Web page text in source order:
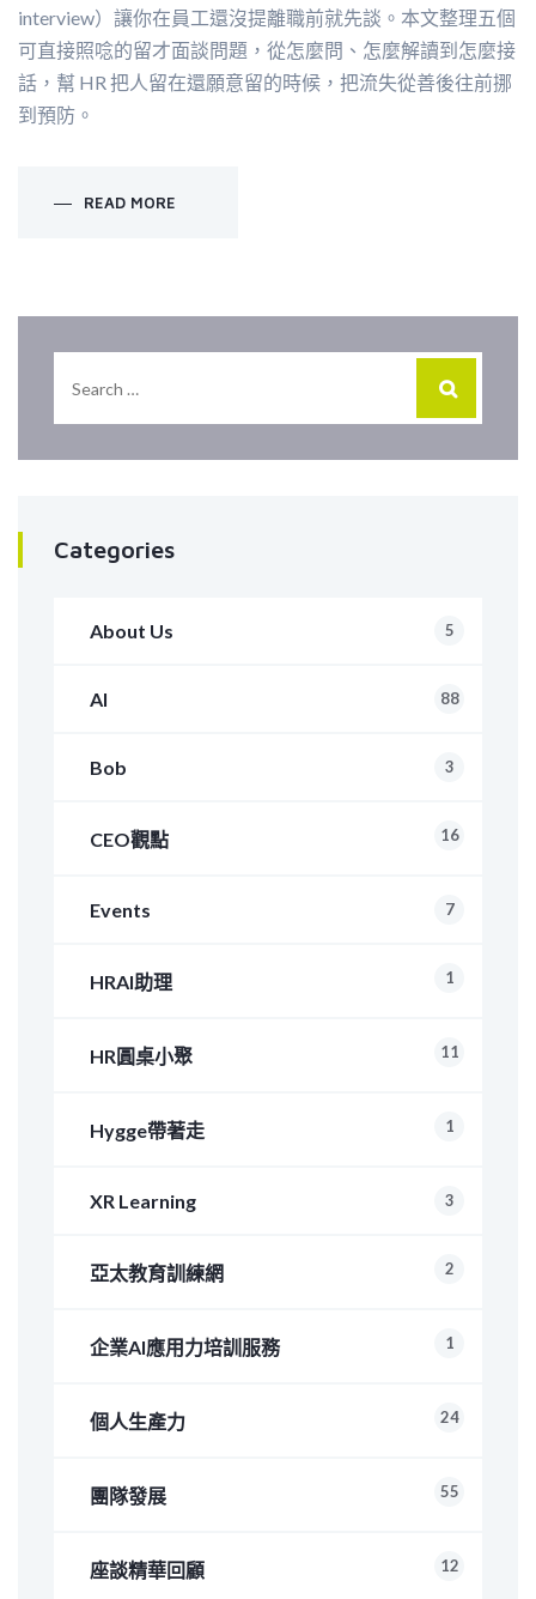
interview）讓你在員工還沒提離職前就先談。本文整理五個
可直接照唸的留才面談問題，從怎麼問、怎麼解讀到怎麼接
話，幫 HR 把人留在還願意留的時候，把流失從善後往前挪
到預防。
READ MORE
Categories
About Us 5
AI 88
Bob 3
CEO觀點 16
Events 7
HRAI助理 1
HR圓桌小聚 11
Hygge帶著走 1
XR Learning 3
亞太教育訓練網 2
企業AI應用力培訓服務 1
個人生產力 24
團隊發展 55
座談精華回顧 12